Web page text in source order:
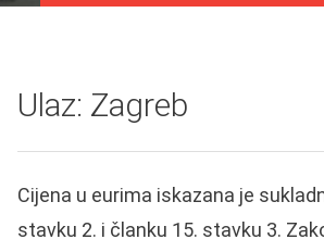
Ulaz: Zagreb
Cijena u eurima iskazana je
stavku 2. i članku 15. stavku 3.